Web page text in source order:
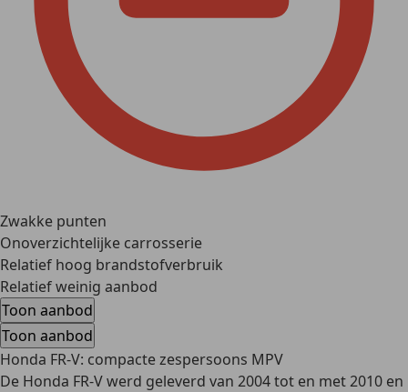
Zwakke punten
Onoverzichtelijke carrosserie
Relatief hoog brandstofverbruik
Relatief weinig aanbod
Toon aanbod
Toon aanbod
Honda FR-V: compacte zespersoons MPV
De Honda FR-V werd geleverd van 2004 tot en met 2010 en